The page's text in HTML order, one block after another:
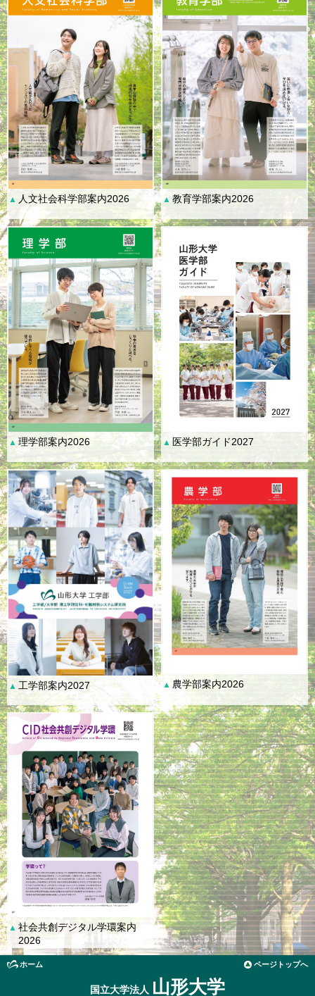
▲ 人文社会科学部案内2026 ▲ 教育学部案内2026
▲理学部案内2026 ▲ 医学部ガイド2027
▲ 工学部案内2027 ▲ 農学部案内2026
▲ 社会共創デジタル学環案内
2026
ホーム ページトップへ
国立大学法人 山形大学